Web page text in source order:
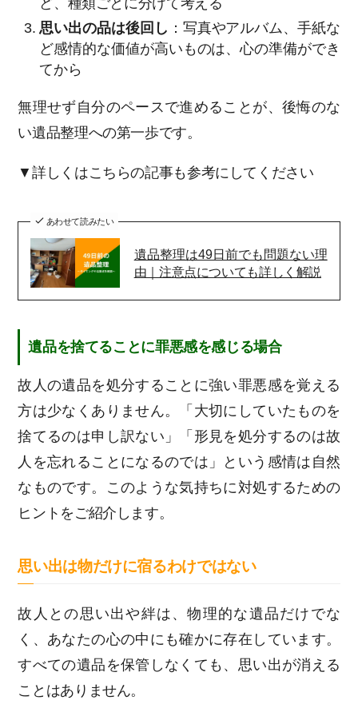
ど、種類ごとに分けて考える
思い出の品は後回し ：写真やアルバム、手紙な
ど感情的な価値が高いものは、心の準備ができ
てから
無理せず自分のペースで進めることが、後悔のな
い遺品整理への第一歩です。
▼詳しくはこちらの記事も参考にしてください
あわせて読みたい
遺品整理は49日前でも問題ない理
由｜注意点についても詳しく解説
遺品を捨てることに罪悪感を感じる場合
故人の遺品を処分することに強い罪悪感を覚える
方は少なくありません。「大切にしていたものを
捨てるのは申し訳ない」「形見を処分するのは故
人を忘れることになるのでは」という感情は自然
なものです。このような気持ちに対処するための
ヒントをご紹介します。
思い出は物だけに宿るわけではない
故人との思い出や絆は、物理的な遺品だけでな
く、あなたの心の中にも確かに存在しています。
すべての遺品を保管しなくても、思い出が消える
ことはありません。